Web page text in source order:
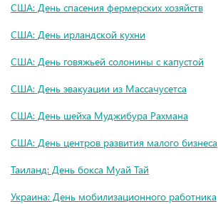
США: День спасения фермерских хозяйств
США: День ирландской кухни
США: День говяжьей солонины с капустой
США: День эвакуации из Массачусетса
США: День шейха Муджибура Рахмана
США: День центров развития малого бизнеса
Таиланд: День бокса Муай Тай
Украина: День мобилизационного работника